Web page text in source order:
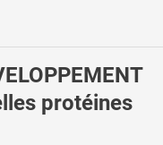
protéines